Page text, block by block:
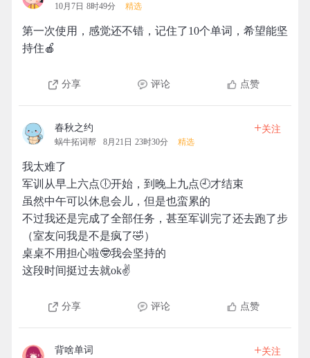
10月7日 8时49分 精选
第一次使用，感觉还不错，记住了10个单词，希望能坚
持住🍎
分享 评论 点赞
春秋之约
蜗牛拓词帮 8月21日 23时30分 精选
+关注
我太难了
军训从早上六点🕕开始，到晚上九点🕘才结束
虽然中午可以休息会儿，但是也蛮累的
不过我还是完成了全部任务，甚至军训完了还去跑了步
（室友问我是不是疯了🤣）
桌桌不用担心啦🤓我会坚持的
这段时间挺过去就ok✌
分享 评论 点赞
背啥单词 +关注